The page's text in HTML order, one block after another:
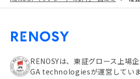
RENOSYは、東証グロース上場
GA technologiesが運営していま